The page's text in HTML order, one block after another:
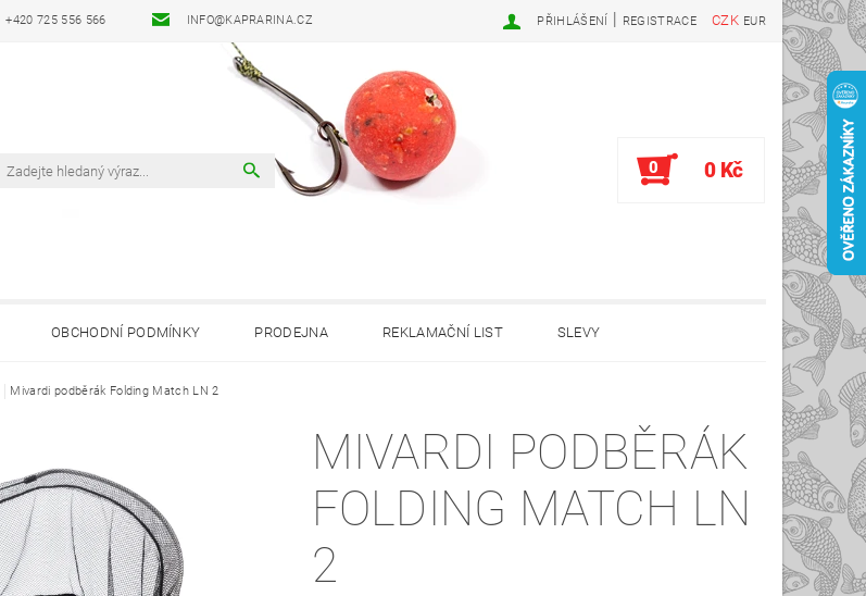
+420 725 556 566 INFO@KAPRARINA.CZ CZK EUR
PŘIHLÁŠENÍ | REGISTRACE
0 0 Kč
OBCHODNÍ PODMÍNKY PRODEJNA REKLAMAČNÍ LIST SLEVY
Mivardi podběrák Folding Match LN 2
MIVARDI PODBĚRÁK
FOLDING MATCH LN
2